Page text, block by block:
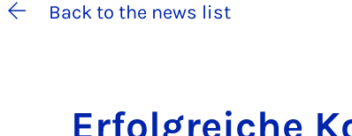
Back to the news list
Er­fol­greiche